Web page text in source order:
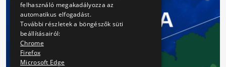
felhasználó megakadályozza az
automatikus elfogadást.
További részletek a böngészők süti
beállításairól:
Chrome
Firefox
Microsoft Edge